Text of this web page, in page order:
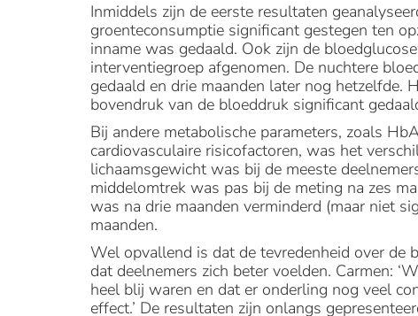
Inmiddels zijn de eerste resultaten
groenteconsumptie significant gestegen ten
inname was gedaald. Ook zijn de
interventiegroep afgenomen. De nuchtere
gedaald en drie maanden later nog hetzelfde.
bovendruk van de bloeddruk significant
Bij andere metabolische parameters, zoals
cardiovasculaire risicofactoren, was het
lichaamsgewicht was bij de meeste
middelomtrek was pas bij de meting na zes
was na drie maanden verminderd (maar niet
maanden.
Wel opvallend is dat de tevredenheid over de
dat deelnemers zich beter voelden. Carmen:
heel blij waren en dat er onderling nog veel
effect.’ De resultaten zijn onlangs